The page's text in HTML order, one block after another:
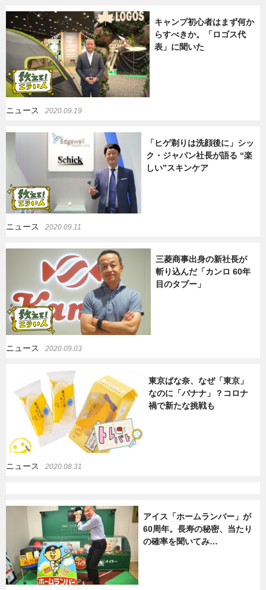
キャンプ初心者はまず何か
らすべきか。「ロゴス代
表」に聞いた
ニュース 2020.09.19
「ヒゲ剃りは洗顔後に」シッ
ク・ジャパン社長が語る “楽
しい”スキンケア
ニュース 2020.09.11
三菱商事出身の新社長が
斬り込んだ「カンロ 60年
目のタブー」
ニュース 2020.09.03
東京ばな奈、なぜ「東京」
なのに「バナナ」？コロナ
禍で新たな挑戦も
ニュース 2020.08.31
アイス「ホームランバー」が
60周年。長寿の秘密、当たり
の確率を聞いてみ…